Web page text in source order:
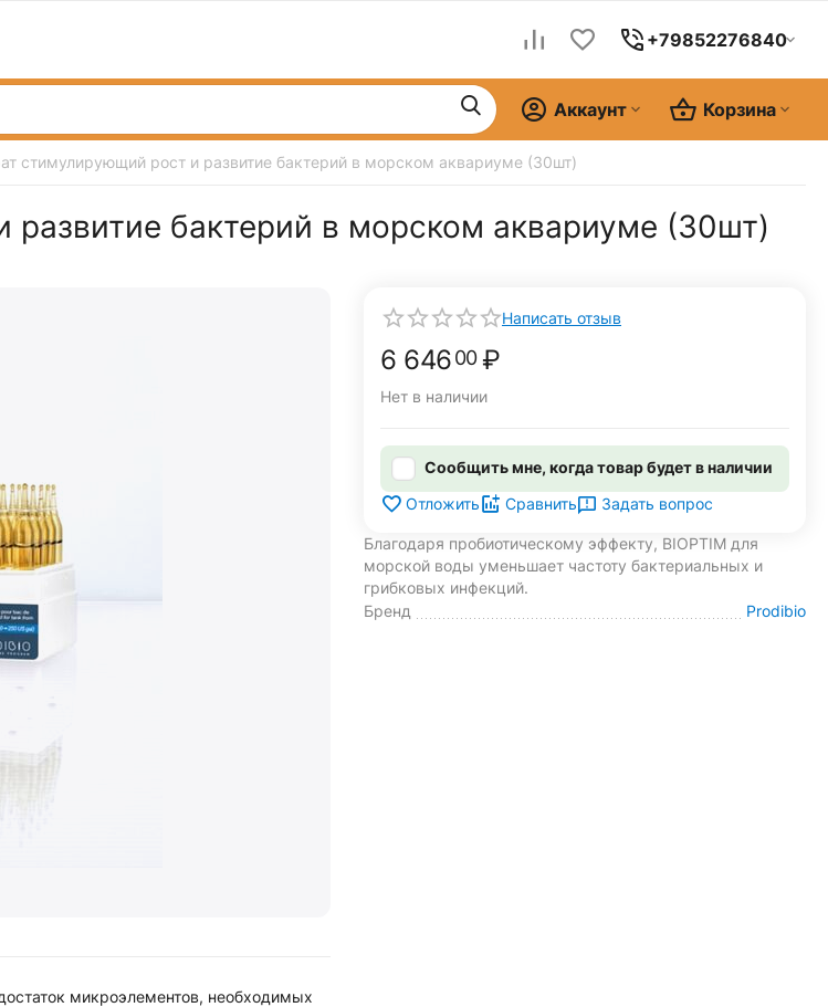
+79852276840
Корзина
Аккаунт
стимулирующий рост и развитие бактерий в морском аквариуме (30шт)
развитие бактерий в морском аквариуме (30шт)
Написать отзыв
6 64600 ₽
Нет в наличии
Сообщить мне, когда товар будет в наличии
Отложить
Сравнить Задать вопрос
Благодаря пробиотическому эффекту, BIOPTIM для
морской воды уменьшает частоту бактериальных и
грибковых инфекций.
Бренд
Prodibio
микроэлементов, необходимых